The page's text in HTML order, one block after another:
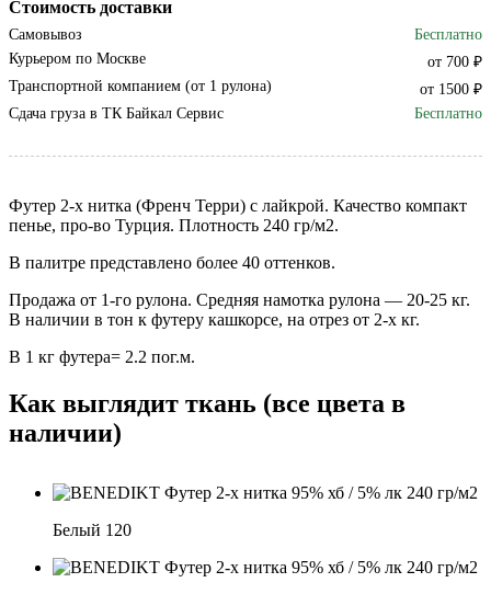
Стоимость доставки
Самовывоз
Бесплатно
Курьером по Москве
от 700 ₽
Транспортной компанием (от 1 рулона)
от 1500 ₽
Сдача груза в ТК Байкал Сервис
Бесплатно
Футер 2-х нитка (Френч Терри) с лайкрой. Качество компакт
пенье, про-во Турция. Плотность 240 гр/м2.
В палитре представлено более 40 оттенков.
Продажа от 1-го рулона. Средняя намотка рулона — 20-25 кг.
В наличии в тон к футеру кашкорсе, на отрез от 2-х кг.
В 1 кг футера= 2.2 пог.м.
Как выглядит ткань (все цвета в
наличии)
Белый 120